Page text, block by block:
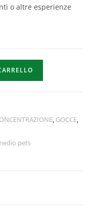
o altre esperienze
, GOCCE,
pets